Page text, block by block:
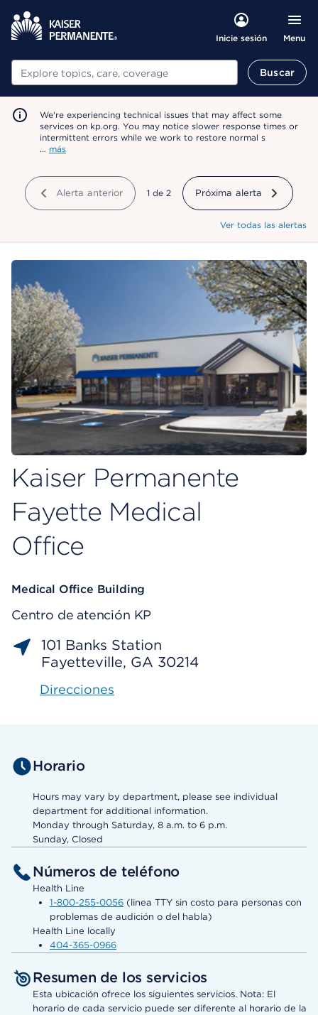
Inicie sesión Menu
Buscar Buscar
We're experiencing technical issues that may affect some
services on kp.org. You may notice slower response times or
intermittent errors while we work to restore normal s
… más
Alerta anterior mostrando
1 de 2 Próxima alerta
Ver todas las alertas
Kaiser Permanente
Fayette Medical
Office
Medical Office Building
Centro de atención KP
101 Banks Station
Fayetteville, GA 30214
Direcciones
Horario
Hours may vary by department, please see individual
department for additional information.
Monday through Saturday, 8 a.m. to 6 p.m.
Sunday, Closed
Números de teléfono
Health Line
1-800-255-0056 (linea TTY sin costo para personas con
problemas de audición o del habla)
Health Line locally
404-365-0966
Resumen de los servicios
Esta ubicación ofrece los siguientes servicios. Nota: El
horario de cada servicio puede ser diferente al horario de la